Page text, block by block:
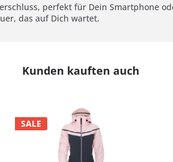
perfekt für Dein Smartphone
das auf Dich wartet.
Kunden kauften auch
SALE